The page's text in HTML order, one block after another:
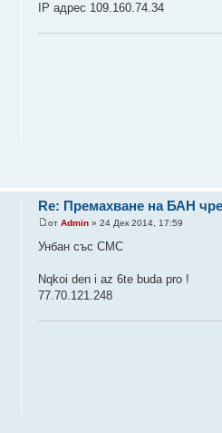
IP адрес 109.160.74.34
Re: Премахване на БАН
отAdmin » 24 Дек 2014, 17:59
Унбан със СМС
Nqkoi den i az 6te buda pro !
77.70.121.248